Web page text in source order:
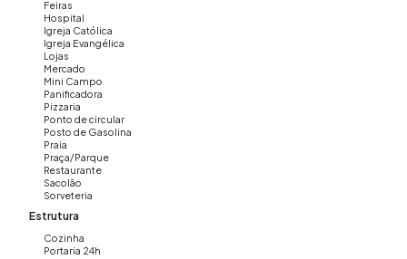
Feiras
Hospital
Igreja Católica
Igreja Evangélica
Lojas
Mercado
Mini Campo
Panificadora
Pizzaria
Ponto de circular
Posto de Gasolina
Praia
Praça/Parque
Restaurante
Sacolão
Sorveteria
Estrutura
Cozinha
Portaria 24h